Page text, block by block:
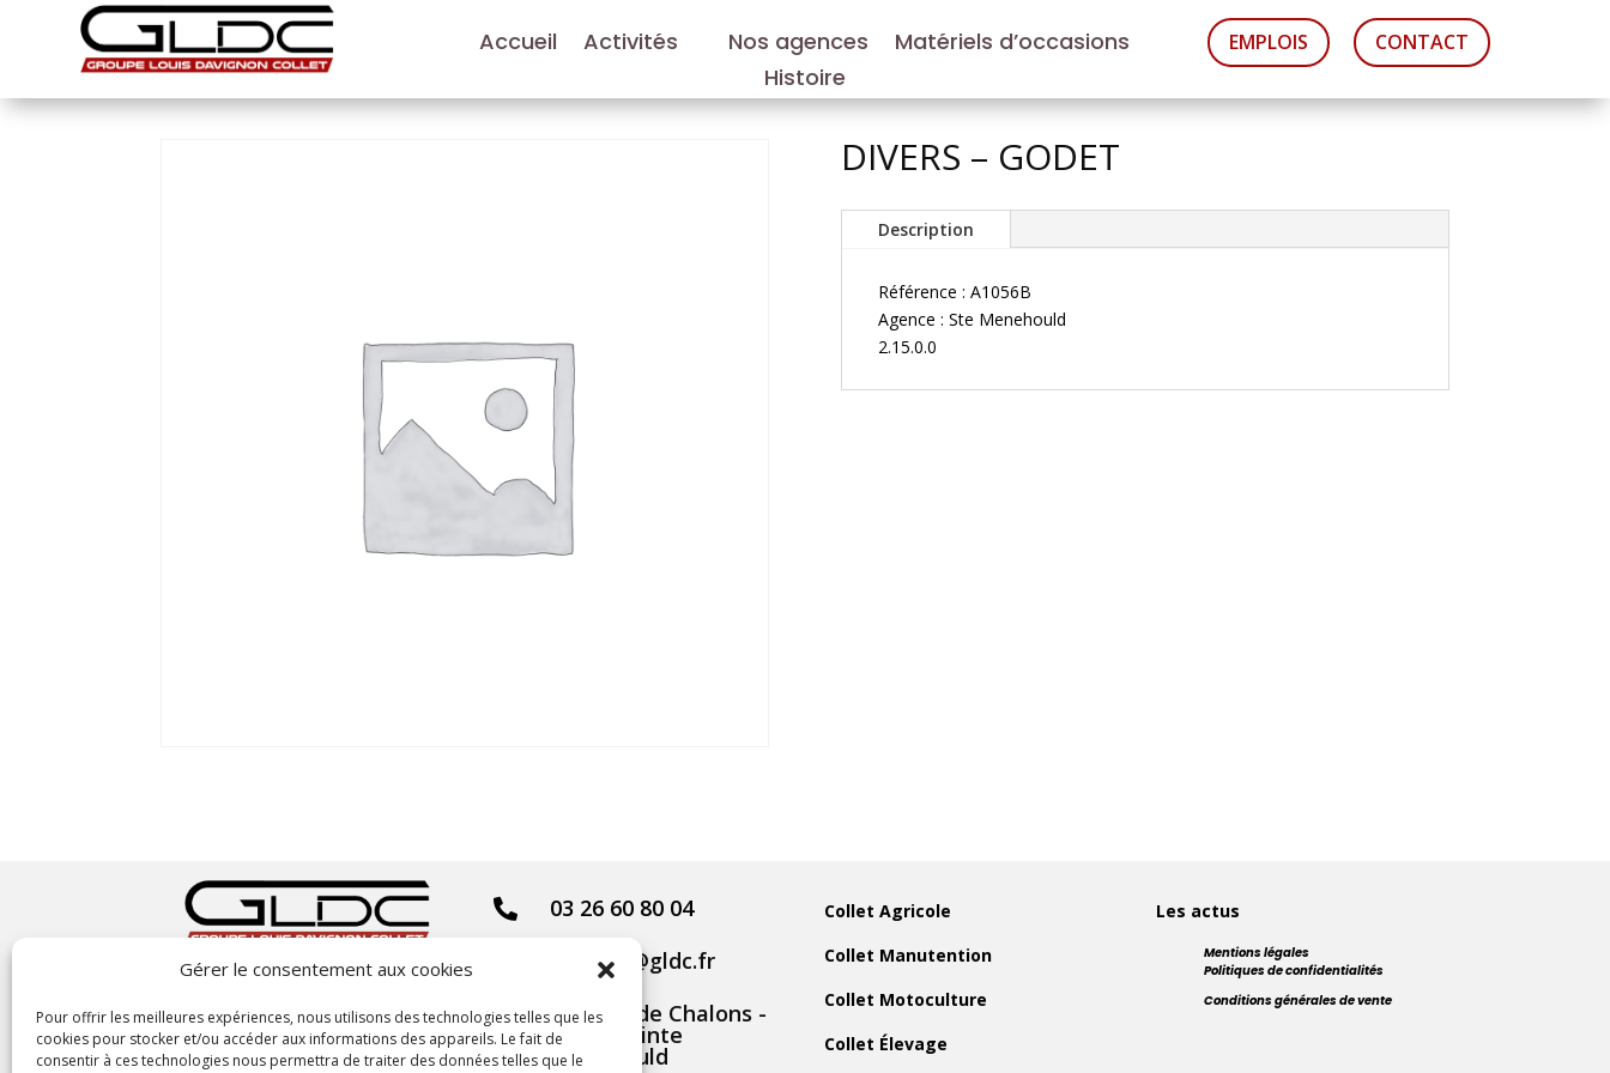
Gérer le consentement aux cookies
Pour offrir les meilleures expériences, nous utilisons des technologies telles que les
cookies pour stocker et/ou accéder aux informations des appareils. Le fait de
consentir à ces technologies nous permettra de traiter des données telles que le
Accueil Activités Nos agences
Matériels d’occasions
Histoire
EMPLOIS CONTACT
DIVERS – GODET
Description
Référence : A1056B
Agence : Ste Menehould
2.15.0.0
 03 26 60 80 04
contact@gldc.fr
 5 Route de Chalons -
51800 Sainte
Menehould
Collet Agricole
Collet Manutention
Collet Motoculture
Collet Élevage
Les actus
Mentions légales
Politiques de confidentialités
Conditions générales de vente